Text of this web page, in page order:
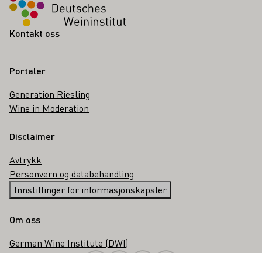
Kontakt oss
Portaler
Generation Riesling
Wine in Moderation
Disclaimer
Avtrykk
Personvern og databehandling
Innstillinger for informasjonskapsler
Om oss
German Wine Institute (DWI)